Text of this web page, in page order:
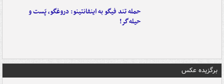
حمله تند فیگو به اینفانتینو: دروغگو، پَست‌ و
حیله‌گر!
برگزیده عکس